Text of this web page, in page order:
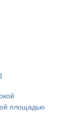
площадью